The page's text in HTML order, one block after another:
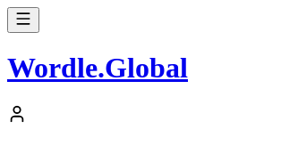
Wordle.Global